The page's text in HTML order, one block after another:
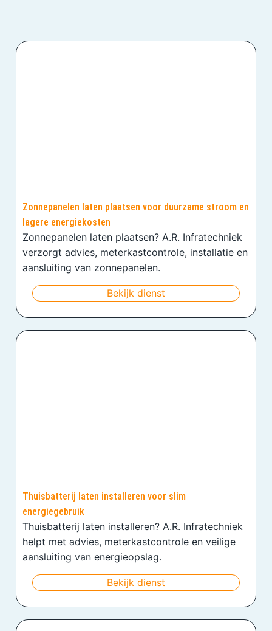
Zonnepanelen laten plaatsen voor duurzame stroom en
lagere energiekosten
Zonnepanelen laten plaatsen? A.R. Infratechniek
verzorgt advies, meterkastcontrole, installatie en
aansluiting van zonnepanelen.
Bekijk dienst
Thuisbatterij laten installeren voor slim
energiegebruik
Thuisbatterij laten installeren? A.R. Infratechniek
helpt met advies, meterkastcontrole en veilige
aansluiting van energieopslag.
Bekijk dienst